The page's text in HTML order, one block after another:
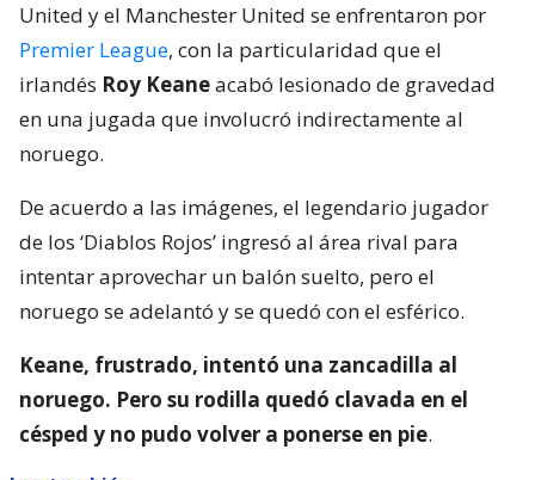
United y el Manchester United se enfrentaron por
Premier League, con la particularidad que el
irlandés Roy Keaneacabó lesionado de gravedad
en una jugada que involucró indirectamente al
noruego.
De acuerdo a las imágenes, el legendario jugador
de los ‘Diablos Rojos’ ingresó al área rival para
intentar aprovechar un balón suelto, pero el
noruego se adelantó y se quedó con el esférico.
Keane, frustrado, intentó una zancadilla al
noruego. Pero su rodilla quedó clavada en el
césped y no pudo volver a ponerse en pie.